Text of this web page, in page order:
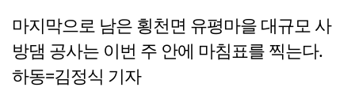
마지막으로 남은 횡천면 유평마을 대규모 사
방댐 공사는 이번 주 안에 마침표를 찍는다.
하동=김정식 기자